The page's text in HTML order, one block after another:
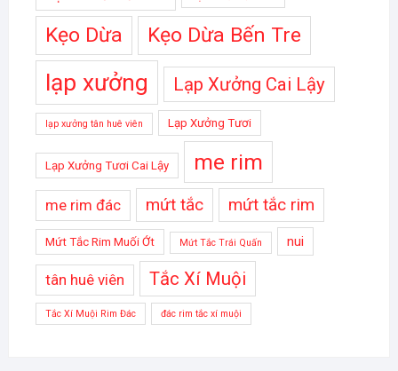
Kẹo Dừa Kẹo Dừa Bến Tre
lạp xưởng Lạp Xưởng Cai Lậy
lạp xưởng tân huê viên Lạp Xưởng Tươi
Lạp Xưởng Tươi Cai Lậy me rim
me rim đác mứt tắc mứt tắc rim
Mứt Tắc Rim Muối Ớt Mứt Tắc Trái Quấn nui
tân huê viên Tắc Xí Muội
Tắc Xí Muội Rim Đác đác rim tắc xí muội